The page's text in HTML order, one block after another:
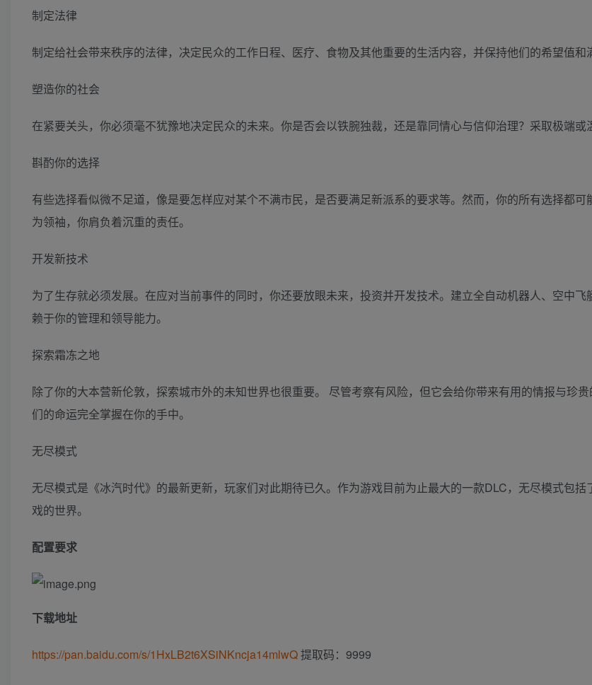
制定法律
制定给社会带来秩序的法律，决定民众的工作日程、医疗、食物及其他重要的生活内容，并保持他们的希望值
塑造你的社会
在紧要关头，你必须毫不犹豫地决定民众的未来。你是否会以铁腕独裁，还是靠同情心与信仰治理？采取极端或
斟酌你的选择
有些选择看似微不足道，像是要怎样应对某个不满市民，是否要满足新派系的要求等。然而，你的所有选择都
为领袖，你肩负着沉重的责任。
开发新技术
为了生存就必须发展。在应对当前事件的同时，你还要放眼未来，投资并开发技术。建立全自动机器人、空中
赖于你的管理和领导能力。
探索霜冻之地
除了你的大本营新伦敦，探索城市外的未知世界也很重要。 尽管考察有风险，但它会给你带来有用的情报与珍
们的命运完全掌握在你的手中。
无尽模式
无尽模式是《冰汽时代》的最新更新，玩家们对此期待已久。作为游戏目前为止最大的一款DLC，无尽模式包
戏的世界。
配置要求
下载地址
https://pan.baidu.com/s/1HxLB2t6XSiNKncja14mlwQ提取码：9999